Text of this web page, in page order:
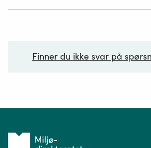
Finner du ikke svar på
Tilbake